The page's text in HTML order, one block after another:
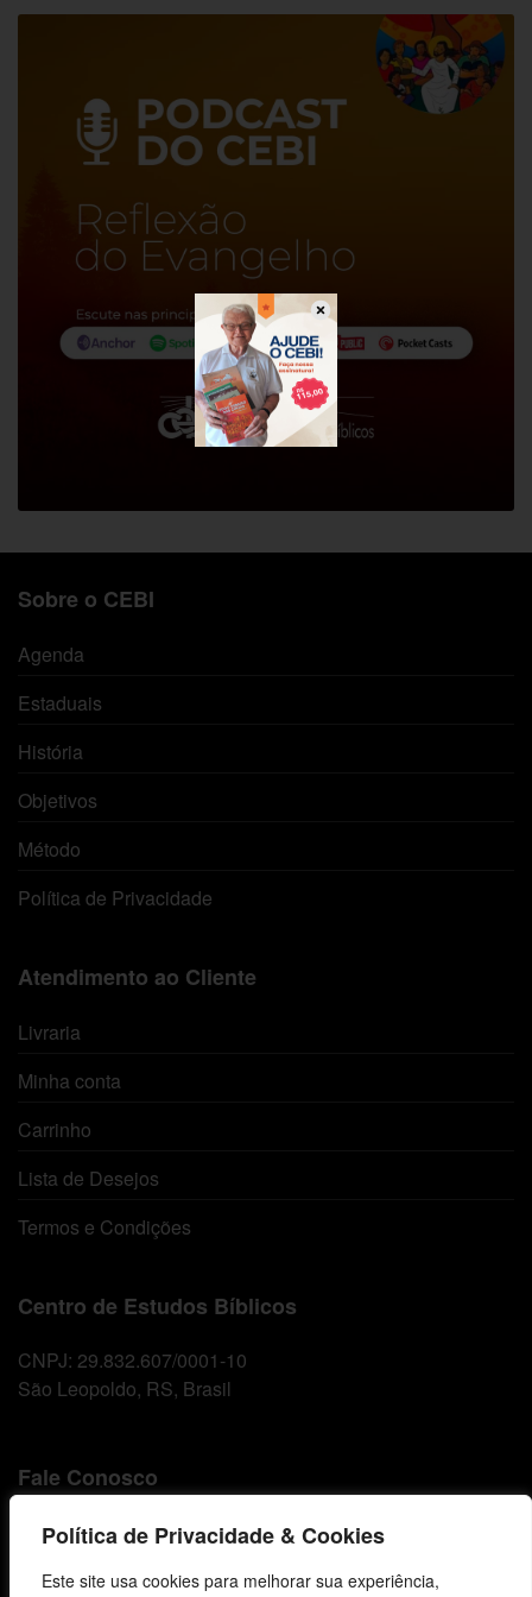
Política de Privacidade & Cookies
Este site usa cookies para melhorar sua experiência,
Sobre o CEBI
Agenda
Estaduais
História
Objetivos
Método
Política de Privacidade
Atendimento ao Cliente
Livraria
Minha conta
Carrinho
Lista de Desejos
Termos e Condições
Centro de Estudos Bíblicos
CNPJ: 29.832.607/0001-10
São Leopoldo, RS, Brasil
Fale Conosco
E-mails
comunicacao@cebi.org.br